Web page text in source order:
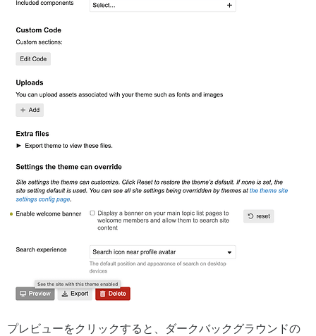
プレビューをクリックすると、ダークバックグラウンドの